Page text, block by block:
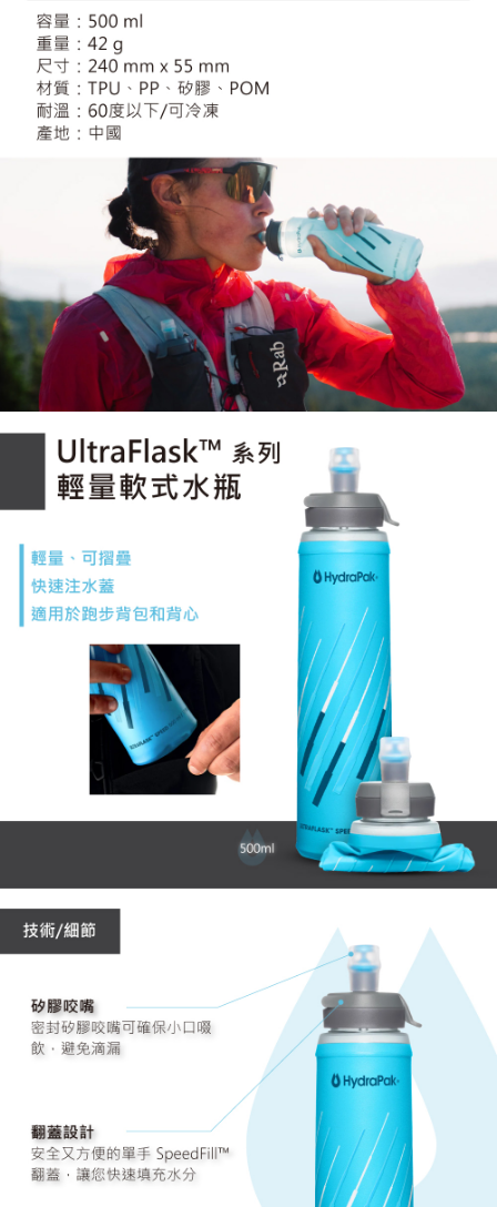
https://aftee.tw/terms/#terms3
３．未成年的使用者請事先徵得法定代理人或監護人之同意方可使用
「AFTEE先享後付」，若未經同意申辦者引起之損失，本公司不負相關責
任。
４．使用「AFTEE先享後付」時，將依據個別帳號之用戶狀況，依本公司即
時審查核予不同之上限額度；若仍有額度不足之情形，本公司將視審查結果
請求用戶進行身份認證。
恩沛科技股份有限公司將有權停止該用戶之使用額度並採取法律行動。